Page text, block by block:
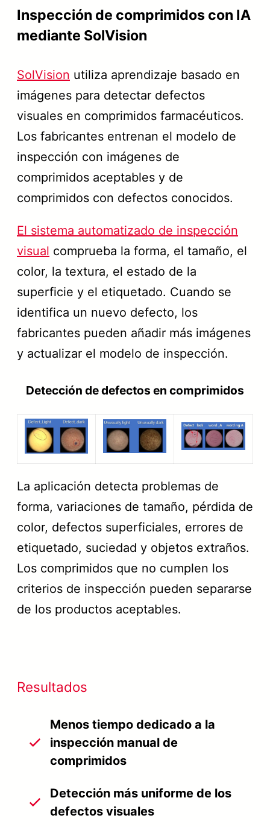
Inspección de comprimidos con IA
mediante SolVision
SolVision utiliza aprendizaje basado en
imágenes para detectar defectos
visuales en comprimidos farmacéuticos.
Los fabricantes entrenan el modelo de
inspección con imágenes de
comprimidos aceptables y de
comprimidos con defectos conocidos.
El sistema automatizado de inspección
visual comprueba la forma, el tamaño, el
color, la textura, el estado de la
superficie y el etiquetado. Cuando se
identifica un nuevo defecto, los
fabricantes pueden añadir más imágenes
y actualizar el modelo de inspección.
Detección de defectos en comprimidos
La aplicación detecta problemas de
forma, variaciones de tamaño, pérdida de
color, defectos superficiales, errores de
etiquetado, suciedad y objetos extraños.
Los comprimidos que no cumplen los
criterios de inspección pueden separarse
de los productos aceptables.
Resultados
Menos tiempo dedicado a la
inspección manual de
comprimidos
Detección más uniforme de los
defectos visuales